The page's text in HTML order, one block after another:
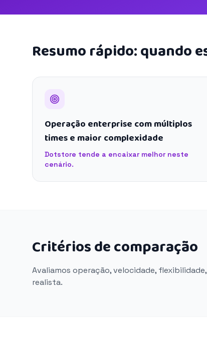
Resumo rápido: quando
Operação enterprise com múltiplos
times e maior complexidade
Dotstore tende a encaixar melhor neste
cenário.
Critérios de comparação
Avaliamos operação, velocidade,
realista.